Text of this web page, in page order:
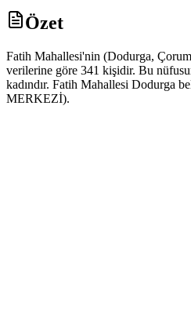
Özet
Fatih Mahallesi'nin (Dodurga,
verilerine göre 341 kişidir. Bu
kadındır. Fatih Mahallesi Dodurga
MERKEZİ).